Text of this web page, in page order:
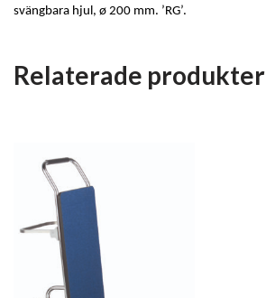
svängbara hjul, ø 200 mm. ’RG’.
Relaterade produkter